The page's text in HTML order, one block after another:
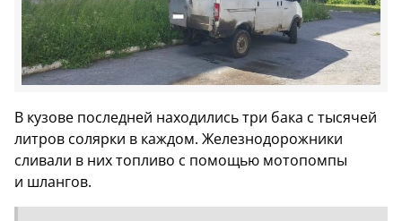
В кузове последней находились три бака с тысячей
литров солярки в каждом. Железнодорожники
сливали в них топливо с помощью мотопомпы
и шлангов.